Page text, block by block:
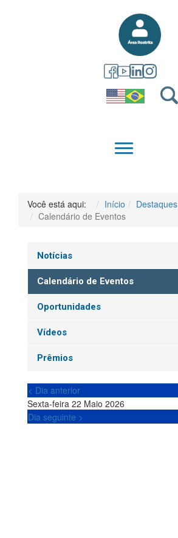
QUEM SOMOS
Você está aqui: Início
Destaques
Calendário de Eventos
Notícias
Calendário de Eventos
Oportunidades
Vídeos
Prêmios
< Dia anterior
Sexta-feira 22 Maio 2026
Dia seguinte >